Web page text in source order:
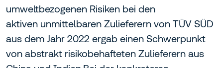
umweltbezogenen Risiken bei den
aktiven unmittelbaren Zulieferern von TÜV SÜD
aus dem Jahr 2022 ergab einen Schwerpunkt
von abstrakt risikobehafteten Zulieferern aus